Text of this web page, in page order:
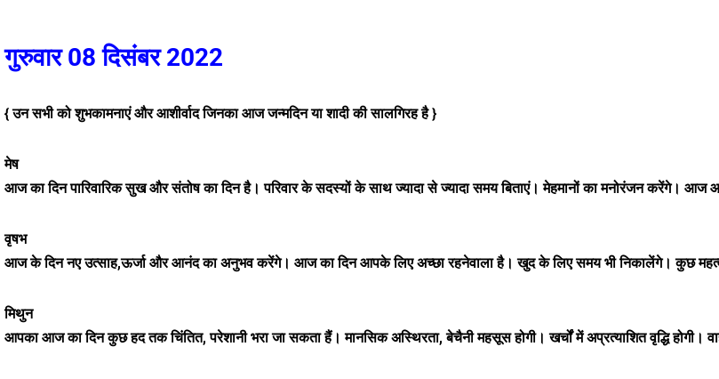
गुरुवार 08 दिसंबर 2022
{ उन सभी को शुभकामनाएं और आशीर्वाद जिनका आज जन्मदिन या शादी की सालगिरह है }
मेष
आज का दिन पारिवारिक सुख और संतोष का दिन है। परिवार के सदस्यों के साथ ज्यादा से ज्यादा समय बिताएं। मेहमानों का मनोरंजन करेंगे। आज
वृषभ
आज के दिन नए उत्साह,ऊर्जा और आनंद का अनुभव करेंगे। आज का दिन आपके लिए अच्छा रहनेवाला है। खुद के लिए समय भी निकालेंगे। कुछ
मिथुन
आपका आज का दिन कुछ हद तक चिंतित, परेशानी भरा जा सकता हैं। मानसिक अस्थिरता, बेचैनी महसूस होगी। खर्चों में अप्रत्याशित वृद्धि होगी।